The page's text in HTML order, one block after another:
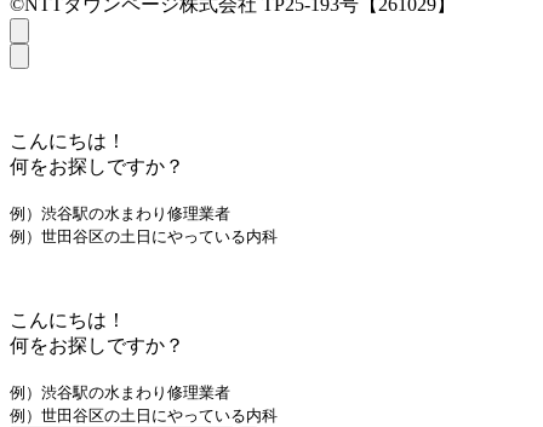
©NTTタウンページ株式会社 TP25-193号【261029】
こんにちは！
何をお探しですか？
例）渋谷駅の水まわり修理業者
例）世田谷区の土日にやっている内科
こんにちは！
何をお探しですか？
例）渋谷駅の水まわり修理業者
例）世田谷区の土日にやっている内科